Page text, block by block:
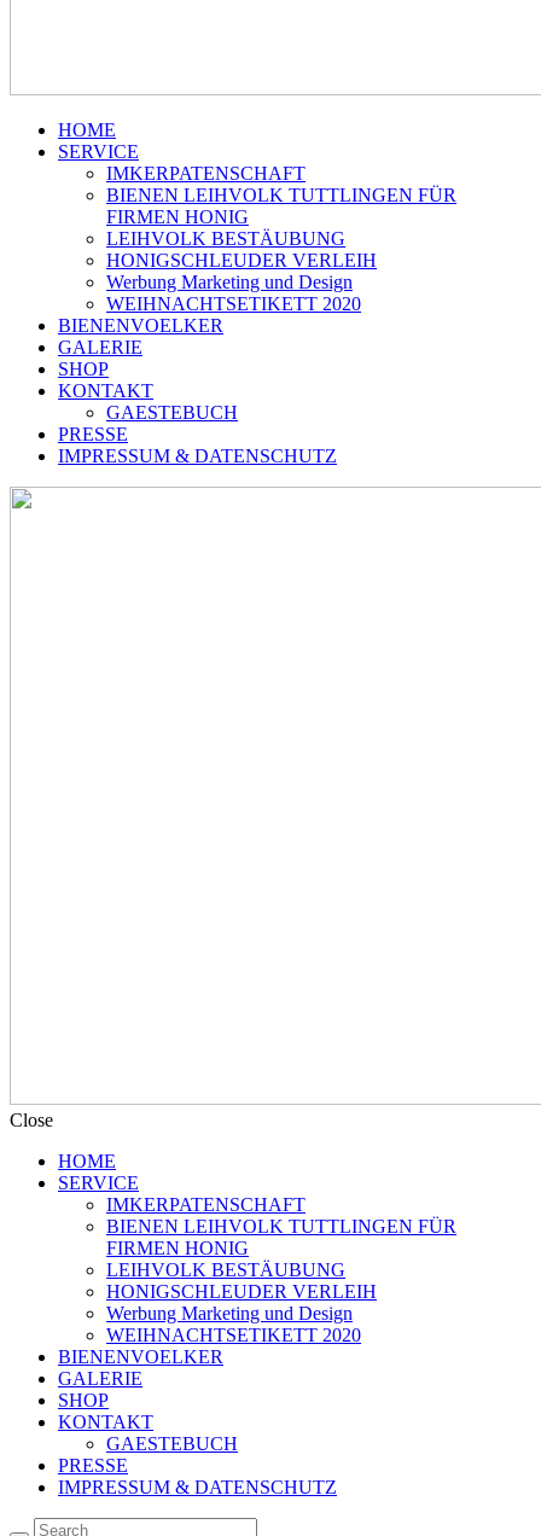
HOME
SERVICE
IMKERPATENSCHAFT
BIENEN LEIHVOLK TUTTLINGEN FÜR
FIRMEN HONIG
LEIHVOLK BESTÄUBUNG
HONIGSCHLEUDER VERLEIH
Werbung Marketing und Design
WEIHNACHTSETIKETT 2020
BIENENVOELKER
GALERIE
SHOP
KONTAKT
GAESTEBUCH
PRESSE
IMPRESSUM & DATENSCHUTZ
Close
HOME
SERVICE
IMKERPATENSCHAFT
BIENEN LEIHVOLK TUTTLINGEN FÜR
FIRMEN HONIG
LEIHVOLK BESTÄUBUNG
HONIGSCHLEUDER VERLEIH
Werbung Marketing und Design
WEIHNACHTSETIKETT 2020
BIENENVOELKER
GALERIE
SHOP
KONTAKT
GAESTEBUCH
PRESSE
IMPRESSUM & DATENSCHUTZ